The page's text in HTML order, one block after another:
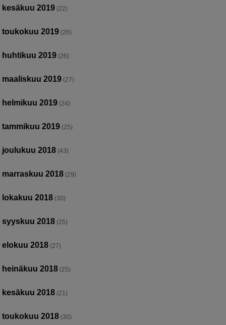
kesäkuu 2019 (22)
toukokuu 2019 (26)
huhtikuu 2019 (26)
maaliskuu 2019 (27)
helmikuu 2019 (24)
tammikuu 2019 (25)
joulukuu 2018 (43)
marraskuu 2018 (29)
lokakuu 2018 (30)
syyskuu 2018 (25)
elokuu 2018 (27)
heinäkuu 2018 (25)
kesäkuu 2018 (21)
toukokuu 2018 (30)